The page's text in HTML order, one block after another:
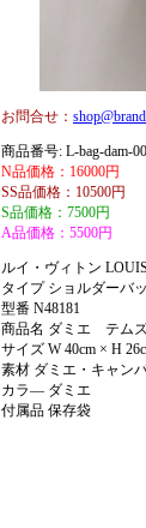
お問合せ：
商品番号: L-bag-dam-
N品価格：16000円
SS品価格：10500円
S品価格：7500円
A品価格：5500円
ルイ・ヴィトン
タイプ ショルダーバ
型番 N48181
商品名 ダミエ テム
サイズ W 40cm × H
素材 ダミエ・キャン
カラ― ダミエ
付属品 保存袋